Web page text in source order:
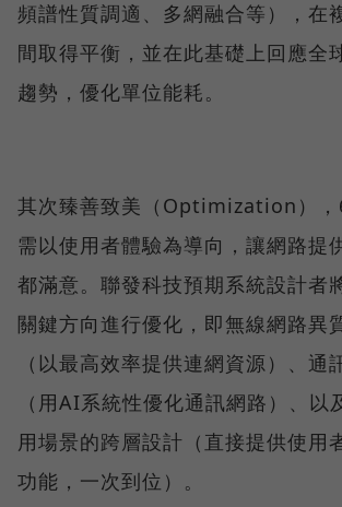
頻譜性質調適、多網融合等），在
間取得平衡，並在此基礎上回應全
趨勢，優化單位能耗。
其次臻善致美（Optimization），
需以使用者體驗為導向，讓網路提
都滿意。聯發科技預期系統設計者
關鍵方向進行優化，即無線網路異
（以最高效率提供連網資源）、通
（用AI系統性優化通訊網路）、以
用場景的跨層設計（直接提供使用
功能，一次到位）。